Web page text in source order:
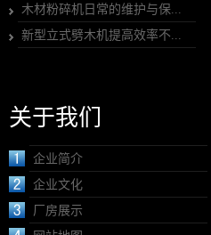
木材粉碎机日常的维护与保...
新型立式劈木机提高效率不...
关于我们
企业简介
企业文化
厂房展示